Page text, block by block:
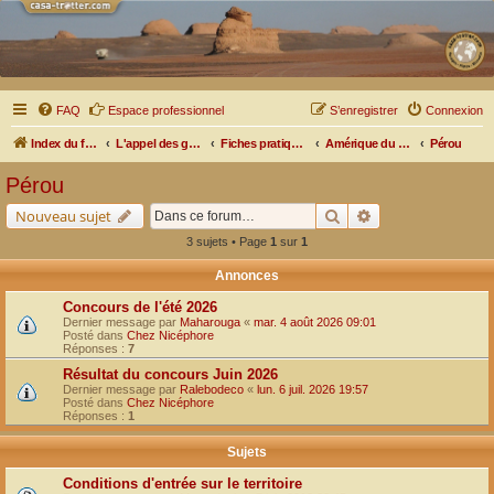
FAQ Espace professionnel Connexion
S’enregistrer
Index du forum L'appel des grands espaces Fiches pratiques par pays, pistes et bivouacs Amérique du Sud Pérou
Pérou
Nouveau sujet Rechercher
3 sujets • Page 1 sur 1
Annonces
Concours de l'été 2026
Dernier message par Maharouga « mar. 4 août 2026 09:01
Posté dans Chez Nicéphore
Réponses : 7
Résultat du concours Juin 2026
Dernier message par Ralebodeco « lun. 6 juil. 2026 19:57
Posté dans Chez Nicéphore
Réponses : 1
Sujets
Conditions d'entrée sur le territoire